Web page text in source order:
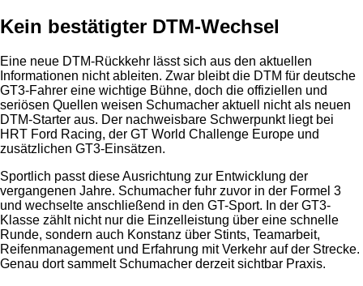
Kein bestätigter DTM-Wechsel
Eine neue DTM-Rückkehr lässt sich aus den aktuellen
Informationen nicht ableiten. Zwar bleibt die DTM für deutsche
GT3-Fahrer eine wichtige Bühne, doch die offiziellen und
seriösen Quellen weisen Schumacher aktuell nicht als neuen
DTM-Starter aus. Der nachweisbare Schwerpunkt liegt bei
HRT Ford Racing, der GT World Challenge Europe und
zusätzlichen GT3-Einsätzen.
Sportlich passt diese Ausrichtung zur Entwicklung der
vergangenen Jahre. Schumacher fuhr zuvor in der Formel 3
und wechselte anschließend in den GT-Sport. In der GT3-
Klasse zählt nicht nur die Einzelleistung über eine schnelle
Runde, sondern auch Konstanz über Stints, Teamarbeit,
Reifenmanagement und Erfahrung mit Verkehr auf der Strecke.
Genau dort sammelt Schumacher derzeit sichtbar Praxis.